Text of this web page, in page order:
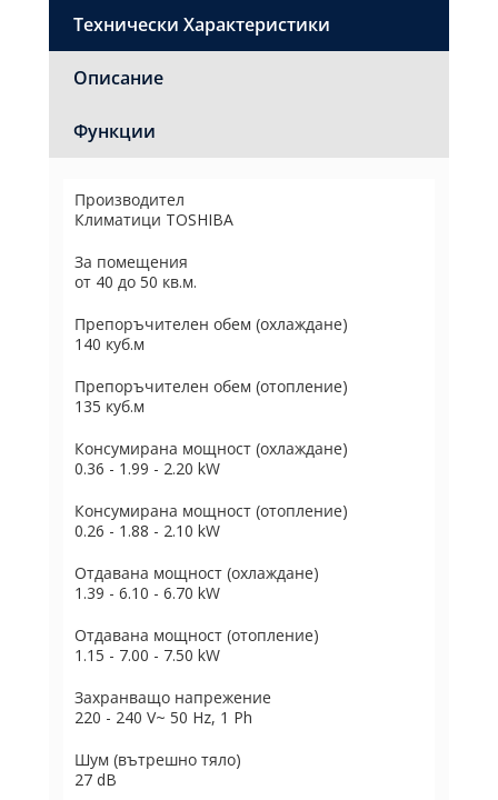
Технически Характеристики
Описание
Функции
Производител
Климатици TOSHIBA
За помещения
от 40 до 50 кв.м.
Препоръчителен обем (охлаждане)
140 куб.м
Препоръчителен обем (отопление)
135 куб.м
Консумирана мощност (охлаждане)
0.36 - 1.99 - 2.20 kW
Консумирана мощност (отопление)
0.26 - 1.88 - 2.10 kW
Отдавана мощност (охлаждане)
1.39 - 6.10 - 6.70 kW
Отдавана мощност (отопление)
1.15 - 7.00 - 7.50 kW
Захранващо напрежение
220 - 240 V~ 50 Hz, 1 Ph
Шум (вътрешно тяло)
27 dB